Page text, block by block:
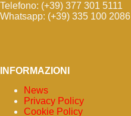
Telefono: (+39) 377 301 5111
Whatsapp: (+39) 335 100 2086
INFORMAZIONI
News
Privacy Policy
Cookie Policy